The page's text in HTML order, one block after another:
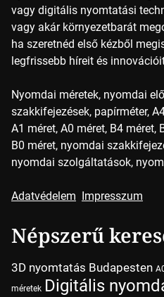
vagy digitális nyomtatási
vagy akár környezetbarát
ha szeretnéd első kézből
legfrissebb híreit és
Nyomdai méretek, nyomdai
szakkifejezések, papírméter,
A1 méret, A0 méret, B4 méret,
B0 méret, nyomdai
nyomdai szolgáltatások,
Adatvédelem Impresszum
Népszerű
3D nyomtatás Budapesten
méretek Digitális